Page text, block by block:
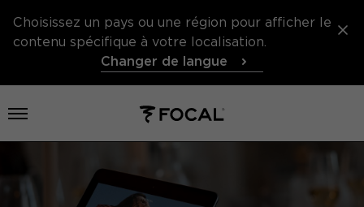
Choisissez un pays ou une région pour afficher le
contenu spécifique à votre localisation.
Changer de langue
Ouvrir le menu